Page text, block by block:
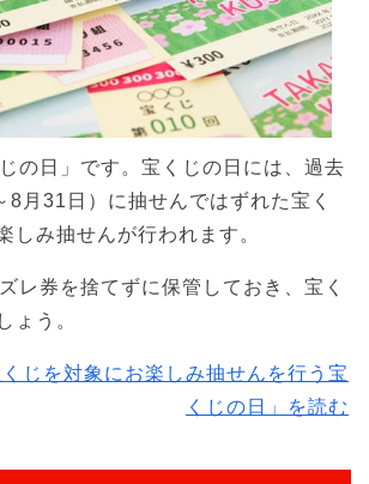
の日」です。宝くじの日には、過去
8月31日）に抽せんではずれた宝く
しみ抽せんが行われます。
レ券を捨てずに保管しておき、宝く
ょう。
くじを対象にお楽しみ抽せんを行う宝
くじの日」を読む